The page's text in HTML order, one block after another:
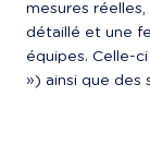
mesures
détaillé et une
équipes. Celle-
») ainsi que des